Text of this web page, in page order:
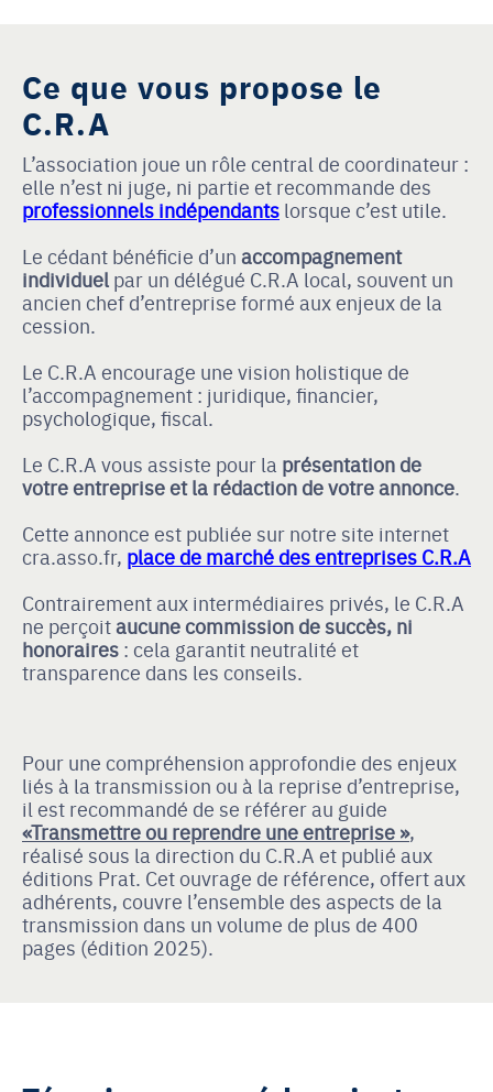
Ce que vous propose le
C.R.A
L’association joue un rôle central de coordinateur :
elle n’est ni juge, ni partie et recommande des
professionnels indépendants lorsque c’est utile.
Le cédant bénéficie d’un accompagnement
individuel par un délégué C.R.A local, souvent un
ancien chef d’entreprise formé aux enjeux de la
cession.
Le C.R.A encourage une vision holistique de
l’accompagnement : juridique, financier,
psychologique, fiscal.
Le C.R.A vous assiste pour la présentation de
votre entreprise et la rédaction de votre annonce.
Cette annonce est publiée sur notre site internet
cra.asso.fr, place de marché des entreprises C.R.A
Contrairement aux intermédiaires privés, le C.R.A
ne perçoitaucune commission de succès, ni
honoraires : cela garantit neutralité et
transparence dans les conseils.
Pour une compréhension approfondie des enjeux
liés à la transmission ou à la reprise d’entreprise,
il est recommandé de se référer au guide
«Transmettre ou reprendre une entreprise »,
réalisé sous la direction du C.R.A et publié aux
éditions Prat. Cet ouvrage de référence, offert aux
adhérents, couvre l’ensemble des aspects de la
transmission dans un volume de plus de 400
pages (édition 2025).